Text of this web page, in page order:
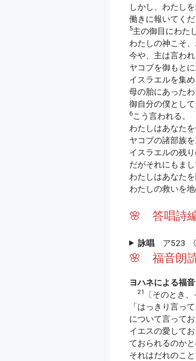
しかし、わたし
働きに報いてく
5主の御目にわた
わたしの神こそ、
今や、主は言われ
ヤコブを御もと
イスラエルを集
母の胎にあった
御自分の僕とし
6こう言われる。
わたしはあなた
ヤコブの諸部族
イスラエルの残
だがそれにもまし
わたしはあなた
わたしの救いを
🌸 答唱
詠唱 ア523
🌸 福音朗
ヨハネによる福音
21
〔そのとき
「はっきり言っ
について言って
イエスの愛して
ておられるのか
それはだれのこ